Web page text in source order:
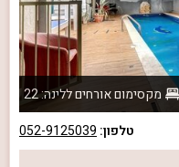
מקסימום אורחים ללינה: 22
טלפון: 052-9125039